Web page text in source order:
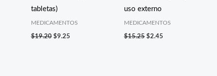
tabletas)
MEDICAMENTOS
$19.20 $9.25
uso externo
MEDICAMENTOS
$15.25 $2.45